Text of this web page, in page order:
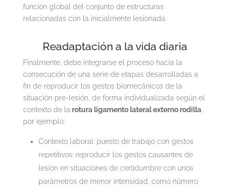
función global del conjunto de estructuras
relacionadas con la inicialmente lesionada.
Readaptación a la vida diaria
Finalmente, debe integrarse el proceso hacia la
consecución de una serie de etapas desarrolladas a
fin de reproducir los gestos biomecánicos de la
situación pre-lesión, de forma individualizada según el
contexto de la rotura ligamento lateral externo rodilla ,
por ejemplo:
Contexto laboral: puesto de trabajo con gestos
repetitivos: reproducir los gestos causantes de
lesión en situaciones de certidumbre con unos
parámetros de menor intensidad, como número